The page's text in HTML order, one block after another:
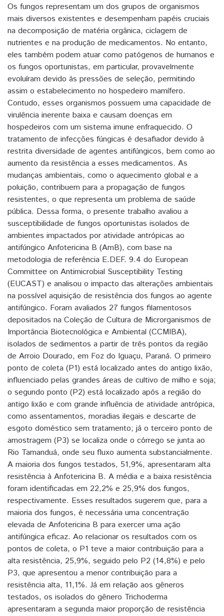
Os fungos representam um dos grupos de organismos
mais diversos existentes e desempenham papéis cruciais
na decomposição de matéria orgânica, ciclagem de
nutrientes e na produção de medicamentos. No entanto,
eles também podem atuar como patógenos de humanos e
os fungos oportunistas, em particular, provavelmente
evoluíram devido às pressões de seleção, permitindo
assim o estabelecimento no hospedeiro mamífero.
Contudo, esses organismos possuem uma capacidade de
virulência inerente baixa e causam doenças em
hospedeiros com um sistema imune enfraquecido. O
tratamento de infecções fúngicas é desafiador devido à
restrita diversidade de agentes antifúngicos, bem como ao
aumento da resistência a esses medicamentos. As
mudanças ambientais, como o aquecimento global e a
poluição, contribuem para a propagação de fungos
resistentes, o que representa um problema de saúde
pública. Dessa forma, o presente trabalho avaliou a
susceptibilidade de fungos oportunistas isolados de
ambientes impactados por atividade antrópicas ao
antifúngico Anfotericina B (AmB), com base na
metodologia de referência E.DEF. 9.4 do European
Committee on Antimicrobial Susceptibility Testing
(EUCAST) e analisou o impacto das alterações ambientais
na possível aquisição de resistência dos fungos ao agente
antifúngico. Foram avaliados 27 fungos filamentosos
depositados na Coleção de Cultura de Microrganismos de
Importância Biotecnológica e Ambiental (CCMIBA),
isolados de sedimentos a partir de três pontos da região
de Arroio Dourado, em Foz do Iguaçu, Paraná. O primeiro
ponto de coleta (P1) está localizado antes do antigo lixão,
influenciado pelas grandes áreas de cultivo de milho e soja;
o segundo ponto (P2) está localizado após a região do
antigo lixão e com grande influência de atividade antrópica,
como assentamentos, moradias ilegais e descarte de
esgoto doméstico sem tratamento; já o terceiro ponto de
amostragem (P3) se localiza onde o córrego se junta ao
Rio Tamanduá, onde seu fluxo aumenta substancialmente.
A maioria dos fungos testados, 51,9%, apresentaram alta
resistência à Anfotericina B. A média e a baixa resistência
foram identificadas em 22,2% e 25,9% dos fungos,
respectivamente. Esses resultados sugerem que, para a
maioria dos fungos, é necessária uma concentração
elevada de Anfotericina B para exercer uma ação
antifúngica eficaz. Ao relacionar os resultados com os
pontos de coleta, o P1 teve a maior contribuição para a
alta resistência, 25,9%, seguido pelo P2 (14,8%) e pelo
P3, que apresentou a menor contribuição para a
resistência alta, 11,1%. Já em relação aos gêneros
testados, os isolados do gênero Trichoderma
apresentaram a segunda maior proporção de resistência